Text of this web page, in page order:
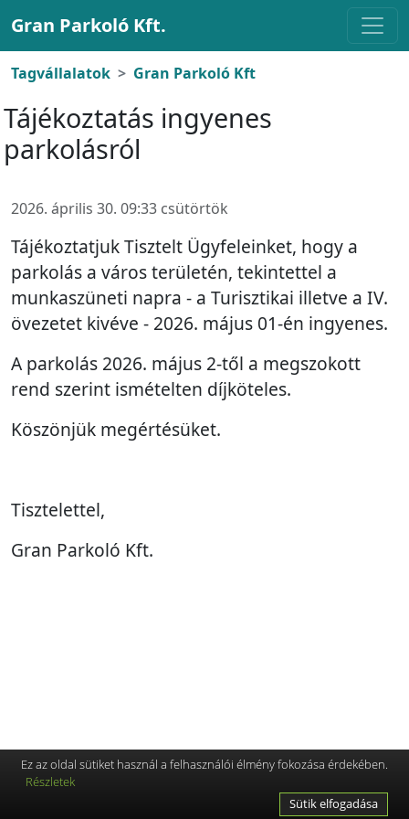
Gran Parkoló Kft.
Tagvállalatok Gran Parkoló Kft
Tájékoztatás ingyenes
parkolásról
2026. április 30. 09:33 csütörtök
Tájékoztatjuk Tisztelt Ügyfeleinket, hogy a
parkolás a város területén, tekintettel a
munkaszüneti napra - a Turisztikai illetve a IV.
övezetet kivéve - 2026. május 01-én ingyenes.
A parkolás 2026. május 2-től a megszokott
rend szerint ismételten díjköteles.
Köszönjük megértésüket.
Tisztelettel,
Gran Parkoló Kft.
Ez az oldal sütiket használ a felhasználói élmény fokozása érdekében.
Részletek
Sütik elfogadása